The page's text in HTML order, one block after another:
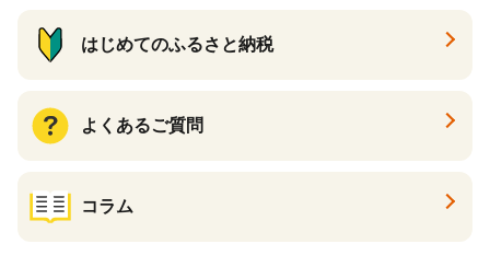
はじめてのふるさと納税
よくあるご質問
コラム